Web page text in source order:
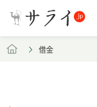
借金